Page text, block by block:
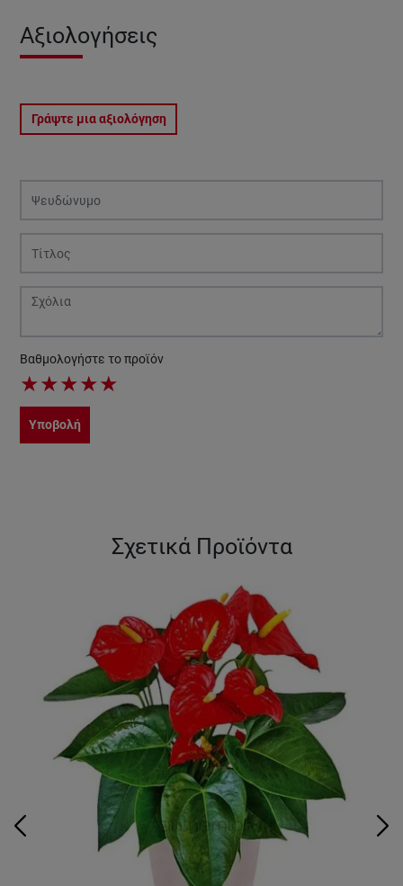
Αξιολογήσεις
Γράψτε μια αξιολόγηση
Βαθμολογήστε το προϊόν
★★★★★
Υποβολή
Σχετικά Προϊόντα